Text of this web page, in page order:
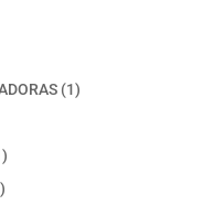
11
1
producto
1